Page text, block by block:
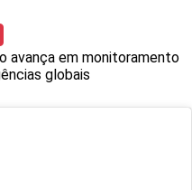
avança em monitoramento
globais